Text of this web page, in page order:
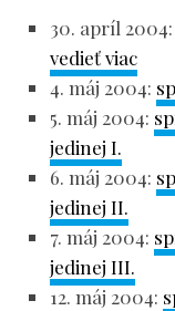
30. apríl 2004:
vedieť viac
4. máj 2004:
5. máj 2004:
jedinej I.
6. máj 2004:
jedinej II.
7. máj 2004:
jedinej III.
12. máj 2004: